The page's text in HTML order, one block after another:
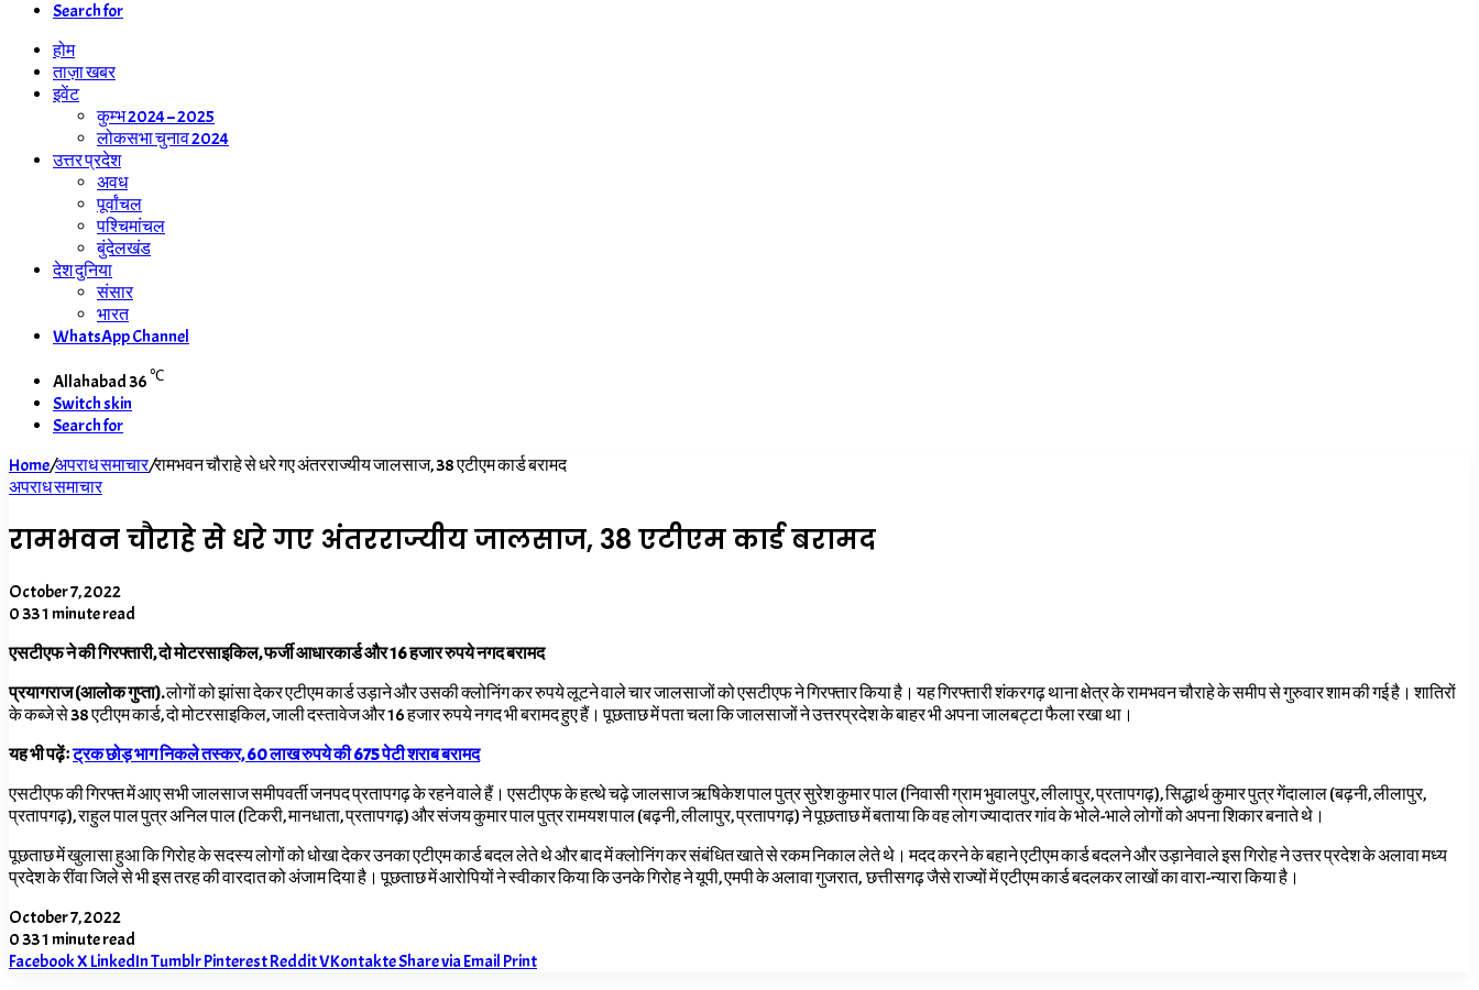
Search for
होम
ताज़ा खबर
इवेंट
कुम्भ 2024 – 2025
लोकसभा चुनाव 2024
उत्तर प्रदेश
अवध
पूर्वांचल
पश्चिमांचल
बुंदेलखंड
देश दुनिया
संसार
भारत
WhatsApp Channel
Allahabad36℃
Switch skin
Search for
Home/अपराध समाचार/रामभवन चौराहे से धरे गए अंतरराज्यीय जालसाज, 38 एटीएम कार्ड बरामद
अपराध समाचार
रामभवन चौराहे से धरे गए अंतरराज्यीय जालसाज, 38 एटीएम कार्ड बरामद
October 7, 2022
0331 minute read
एसटीएफ ने की गिरफ्तारी, दो मोटरसाइकिल, फर्जी आधारकार्ड और 16 हजार रुपये नगद बरामद
प्रयागराज (आलोक गुप्ता).लोगों को झांसा देकर एटीएम कार्ड उड़ाने और उसकी क्लोनिंग कर रुपये लूटने वाले चार जालसाजों को एसटीएफ ने गिरफ्तार किया है। यह गिरफ्तारी शंकरगढ़ थाना क्षेत्र के रामभवन चौराहे के समीप से गुरुवार शाम की गई है। शातिरों
के कब्जे से 38 एटीएम कार्ड, दो मोटरसाइकिल, जाली दस्तावेज और 16 हजार रुपये नगद भी बरामद हुए हैं। पूछताछ में पता चला कि जालसाजों ने उत्तरप्रदेश के बाहर भी अपना जालबट्टा फैला रखा था।
यह भी पढ़ेंःट्रक छोड़ भाग निकले तस्कर, 60 लाख रुपये की 675 पेटी शराब बरामद
एसटीएफ की गिरफ्त में आए सभी जालसाज समीपवर्ती जनपद प्रतापगढ़ के रहने वाले हैं। एसटीएफ के हत्थे चढ़े जालसाज ऋषिकेश पाल पुत्र सुरेश कुमार पाल (निवासी ग्राम भुवालपुर,लीलापुर, प्रतापगढ़), सिद्धार्थ कुमार पुत्र गेंदालाल (बढ़नी,लीलापुर,
प्रतापगढ़), राहुल पाल पुत्र अनिल पाल (टिकरी, मानधाता,प्रतापगढ़) और संजय कुमार पाल पुत्र रामयश पाल (बढ़नी, लीलापुर,प्रतापगढ़) ने पूछताछ में बताया कि वह लोग ज्यादातर गांव के भोले-भाले लोगों को अपना शिकार बनाते थे।
पूछताछ में खुलासा हुआ कि गिरोह के सदस्य लोगों को धोखा देकर उनका एटीएम कार्ड बदल लेते थे और बाद में क्लोनिंग कर संबंधित खाते से रकम निकाल लेते थे। मदद करने के बहाने एटीएम कार्ड बदलने और उड़ानेवाले इस गिरोह ने उत्तर प्रदेश के अलावा मध्य
प्रदेश के रींवा जिले से भी इस तरह की वारदात को अंजाम दिया है। पूछताछ में आरोपियों ने स्वीकार किया कि उनके गिरोह ने यूपी, एमपी के अलावा गुजरात, छत्तीसगढ़ जैसे राज्यों में एटीएम कार्ड बदलकर लाखों का वारा-न्यारा किया है।
October 7, 2022
0331 minute read
FacebookXLinkedInTumblrPinterestRedditVKontakteShare via Email Print